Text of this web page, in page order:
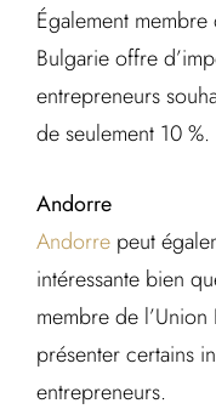
Également
Bulgarie offre
entrepreneurs
de seulement 10 %.
Andorre
Andorre peut
intéressante bien
membre de
présenter certains
entrepreneurs.